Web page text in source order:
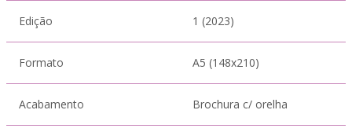
Edição 1 (2023)
Formato A5 (148x210)
Acabamento Brochura c/ orelha